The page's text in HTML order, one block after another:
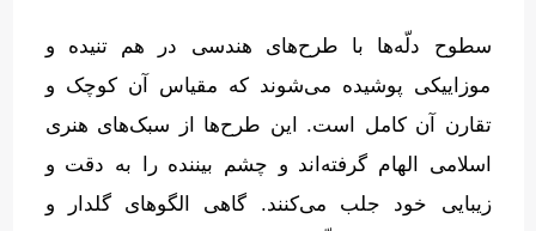
سطوح دلّه‌ها با طرح‌های هندسی در هم تنیده و
موزاییکی پوشیده می‌شوند که مقیاس آن کوچک و
تقارن آن کامل است.
این طرح‌ها از سبک‌های هنری
اسلامی الهام گرفته‌اند و چشم بیننده را به دقت و
زیبایی خود جلب می‌کنند. گاهی الگوهای گلدار و